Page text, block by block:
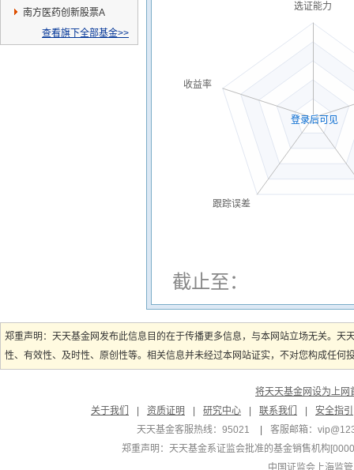
合C
南方医药创新股票A
查看旗下全部基金>>
选证能力
收益率
跟踪误差
登录后可见
截止至：
郑重声明：天天基金网发布此信息目的在于传播更多信息，与本网站立场无关。
性、有效性、及时性、原创性等。相关信息并未经过本网站证实，不对您构成任
将天天基金网设为上网
关于我们
资质证明 研究中心 联系我们
安全指引
天天基金客服热线：95021
客服邮箱：
郑重声明： 天天基金系证监会批准的基金销售机构
中国证监会上海监